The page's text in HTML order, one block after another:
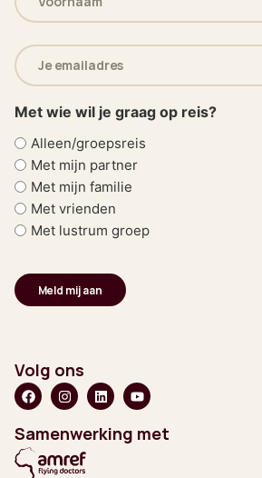
(Vereist)
E-
mailadres
(Vereist)
Met wie wil je graag op reis?
Alleen/groepsreis
Met mijn partner
Met mijn familie
Met vrienden
Met lustrum groep
Volg ons
Samenwerking met